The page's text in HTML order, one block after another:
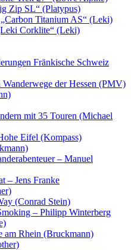
Zip SL“ (Platypus)
Titanium AS“ (Leki)
Corklite“ (Leki)
Fränkische Schweiz
Wanderwege der Hessen (PMV)
mit 35 Touren (Michael
Eifel (Kompass)
– Manuel
– Jens Franke
(Conrad Stein)
– Philipp Winterberg
am Rhein (Bruckmann)